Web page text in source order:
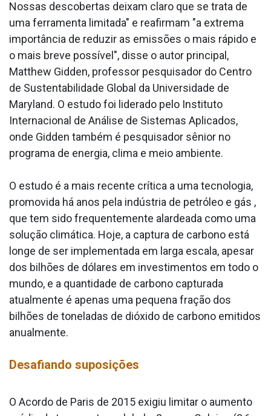
Nossas descobertas deixam claro que se trata de
uma ferramenta limitada" e reafirmam "a extrema
importância de reduzir as emissões o mais rápido e
o mais breve possível", disse o autor principal,
Matthew Gidden, professor pesquisador do Centro
de Sustentabilidade Global da Universidade de
Maryland. O estudo foi liderado pelo Instituto
Internacional de Análise de Sistemas Aplicados,
onde Gidden também é pesquisador sênior no
programa de energia, clima e meio ambiente.
O estudo é a mais recente crítica a uma tecnologia,
promovida há anos pela indústria de petróleo e gás ,
que tem sido frequentemente alardeada como uma
solução climática. Hoje, a captura de carbono está
longe de ser implementada em larga escala, apesar
dos bilhões de dólares em investimentos em todo o
mundo, e a quantidade de carbono capturada
atualmente é apenas uma pequena fração dos
bilhões de toneladas de dióxido de carbono emitidos
anualmente.
Desafiando suposições
O Acordo de Paris de 2015 exigiu limitar o aumento